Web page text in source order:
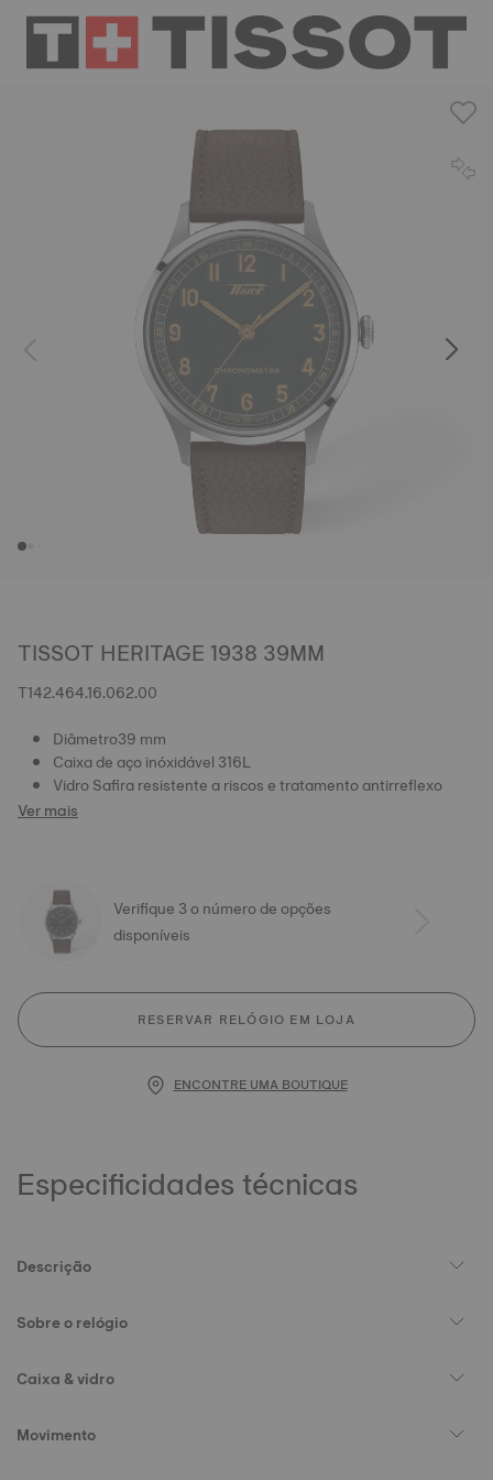
TISSOT HERITAGE 1938 39MM
T142.464.16.062.00
Diâmetro39 mm
Caixa de aço inóxidável 316L
Vidro Safira resistente a riscos e tratamento antirreflexo
Ver mais
Verifique 3 o número de opções
disponíveis
RESERVAR RELÓGIO EM LOJA
ENCONTRE UMA BOUTIQUE
Especificidades técnicas
Descrição
Sobre o relógio
Caixa & vidro
Movimento